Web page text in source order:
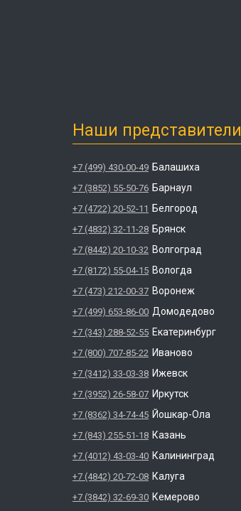
Наши представители
+7 (499) 430-00-49 Балашиха
+7 (3852) 55-50-76 Барнаул
+7 (4722) 20-52-11 Белгород
+7 (4832) 32-11-28 Брянск
+7 (8442) 20-10-32 Волгоград
+7 (8172) 55-04-15 Вологда
+7 (473) 212-00-37 Воронеж
+7 (499) 653-86-00 Домодедово
+7 (343) 288-52-55 Екатеринбург
+7 (800) 707-85-22 Иваново
+7 (3412) 33-03-38 Ижевск
+7 (3952) 26-58-07 Иркутск
+7 (8362) 34-74-45 Йошкар-Ола
+7 (843) 255-51-18 Казань
+7 (4012) 43-03-40 Калининград
+7 (4842) 20-72-08 Калуга
+7 (3842) 32-69-30 Кемерово